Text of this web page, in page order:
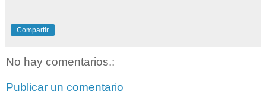
Compartir
No hay comentarios.:
Publicar un comentario